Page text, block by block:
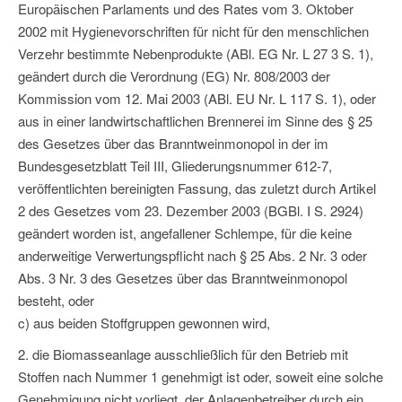
Europäischen Parlaments und des Rates vom 3. Oktober
2002 mit Hygienevorschriften für nicht für den menschlichen
Verzehr bestimmte Nebenprodukte (ABl. EG Nr. L 27 3 S. 1),
geändert durch die Verordnung (EG) Nr. 808/2003 der
Kommission vom 12. Mai 2003 (ABl. EU Nr. L 117 S. 1), oder
aus in einer landwirtschaftlichen Brennerei im Sinne des § 25
des Gesetzes über das Branntweinmonopol in der im
Bundesgesetzblatt Teil III, Gliederungsnummer 612-7,
veröffentlichten bereinigten Fassung, das zuletzt durch Artikel
2 des Gesetzes vom 23. Dezember 2003 (BGBl. I S. 2924)
geändert worden ist, angefallener Schlempe, für die keine
anderweitige Verwertungspflicht nach § 25 Abs. 2 Nr. 3 oder
Abs. 3 Nr. 3 des Gesetzes über das Branntweinmonopol
besteht, oder
c) aus beiden Stoffgruppen gewonnen wird,
2. die Biomasseanlage ausschließlich für den Betrieb mit
Stoffen nach Nummer 1 genehmigt ist oder, soweit eine solche